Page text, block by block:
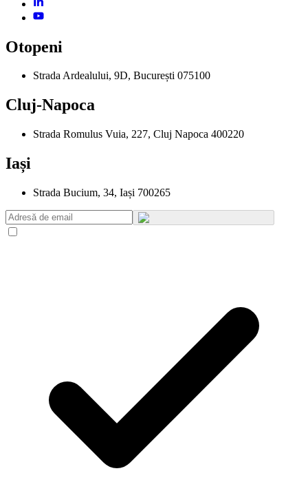
Otopeni
Strada Ardealului, 9D, București 075100
Cluj-Napoca
Strada Romulus Vuia, 227, Cluj Napoca 400220
Iași
Strada Bucium, 34, Iași 700265